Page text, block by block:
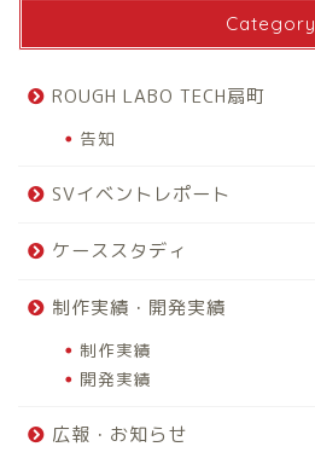
Category
ROUGH LABO TECH扇町
告知
SVイベントレポート
ケーススタディ
制作実績・開発実績
制作実績
開発実績
広報・お知らせ